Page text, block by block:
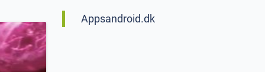
Appsandroid.dk